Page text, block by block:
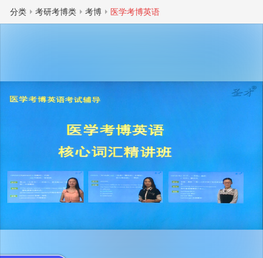
分类 考研考博类 考博 医学考博英语